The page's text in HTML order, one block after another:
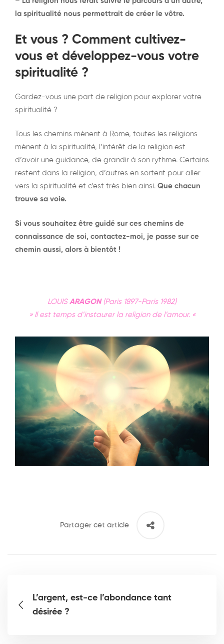
la spiritualité nous permettrait de créer le vôtre.
Et vous ? Comment cultivez-
vous et développez-vous votre
spiritualité ?
Gardez-vous une part de religion pour explorer votre
spiritualité ?
Tous les chemins mènent à Rome, toutes les religions
mènent à la spiritualité, l’intérêt de la religion est
d’avoir une guidance, de grandir à son rythme. Certains
restent dans la religion, d’autres en sortent pour aller
vers la spiritualité et c’est très bien ainsi. Que chacun
trouve sa voie.
Si vous souhaitez être guidé sur ces chemins de
connaissance de soi, contactez-moi, je passe sur ce
chemin aussi, alors à bientôt !
LOUIS ARAGON(Paris 1897-Paris 1982)
» Il est temps d’instaurer la religion de l’amour. «
Partager cet article
L’argent, est-ce l’abondance tant
désirée ?